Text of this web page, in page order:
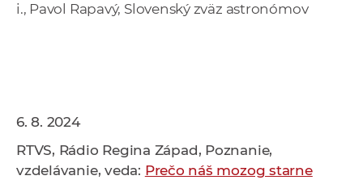
i., Pavol Rapavý, Slovenský zväz astronómov
6. 8. 2024
RTVS, Rádio Regina Západ, Poznanie,
vzdelávanie, veda: Prečo náš mozog starne